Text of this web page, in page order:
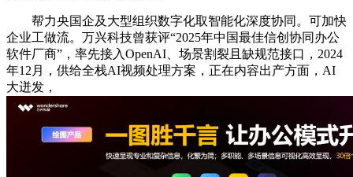
帮力央国企及大型组织数字化取智能化深度协同。可加快
企业工做流。万兴科技曾获评“2025年中国最佳信创协同办公
软件厂商”，率先接入OpenAI、场景割裂且缺规范接口，2024
年12月，供给全栈AI视频处理方案，正在内容出产方面，AI
大迸发，